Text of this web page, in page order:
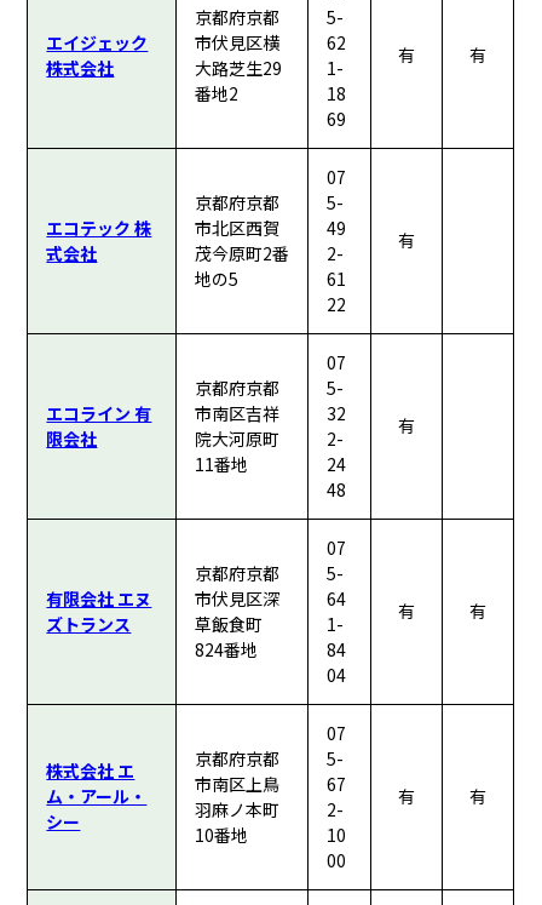
エイジェック
株式会社
京都府京都
市伏見区横
大路芝生29
番地2
5-
62
1-
18
69
有 有
エコテック 株
式会社
京都府京都
市北区西賀
茂今原町2番
地の5
07
5-
49
2-
61
22
有
エコライン 有
限会社
京都府京都
市南区吉祥
院大河原町
11番地
07
5-
32
2-
24
48
有
有限会社 エヌ
ズトランス
京都府京都
市伏見区深
草飯食町
824番地
07
5-
64
1-
84
04
有 有
株式会社 エ
ム・アール・
シー
京都府京都
市南区上鳥
羽麻ノ本町
10番地
07
5-
67
2-
10
00
有 有